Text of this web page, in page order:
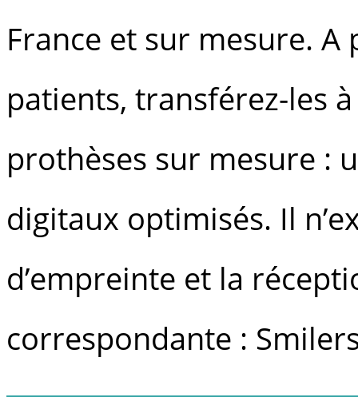
France et sur mesure.
patients, transférez-les
prothèses sur mesure :
digitaux optimisés. Il
d’empreinte et la
correspondante :